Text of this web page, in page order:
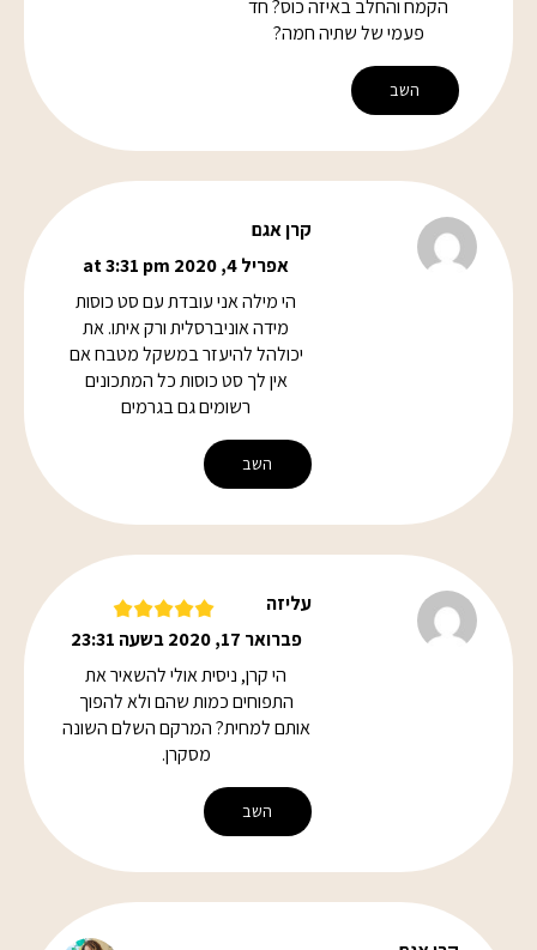
הקמח והחלב באיזה כוס? חד
פעמי של שתיה חמה?
השב
קרן אגם
אפריל 4, 2020 at 3:31 pm
הי מילה אני עובדת עם סט כוסות
מידה אוניברסלית ורק איתו. את
יכולהל להיעזר במשקל מטבח אם
אין לך סט כוסות כל המתכונים
רשומים גם בגרמים
השב
עליזה
פברואר 17, 2020 בשעה 23:31
הי קרן, ניסית אולי להשאיר את
התפוחים כמות שהם ולא להפוך
אותם למחית? המרקם השלם השונה
מסקרן.
השב